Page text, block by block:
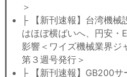
＞
├ 【新刊速報】台湾機
はほぼ横ばいへ、円安・
影響＜ワイズ機械業界ジ
第３週号発行＞
├ 【新刊速報】GB200